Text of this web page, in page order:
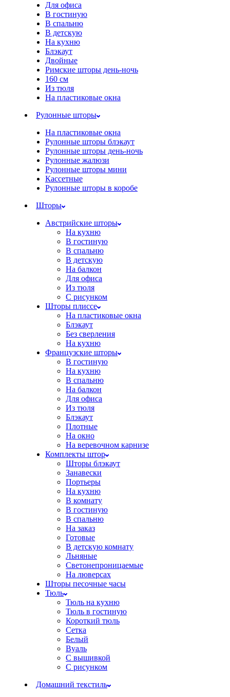
Для офиса
В гостиную
В спальню
В детскую
На кухню
Блэкаут
Двойные
Римские шторы день-ночь
160 см
Из тюля
На пластиковые окна
Рулонные шторы
На пластиковые окна
Рулонные шторы блэкаут
Рулонные шторы день-ночь
Рулонные жалюзи
Рулонные шторы мини
Кассетные
Рулонные шторы в коробе
Шторы
Австрийские шторы
На кухню
В гостиную
В спальню
В детскую
На балкон
Для офиса
Из тюля
С рисунком
Шторы плиссе
На пластиковые окна
Блэкаут
Без сверления
На кухню
Французские шторы
В гостиную
На кухню
В спальню
На балкон
Для офиса
Из тюля
Блэкаут
Плотные
На окно
На веревочном карнизе
Комплекты штор
Шторы блэкаут
Занавески
Портьеры
На кухню
В комнату
В гостиную
В спальню
На заказ
Готовые
В детскую комнату
Льняные
Светонепроницаемые
На люверсах
Шторы песочные часы
Тюль
Тюль на кухню
Тюль в гостиную
Короткий тюль
Сетка
Белый
Вуаль
С вышивкой
С рисунком
Домашний текстиль